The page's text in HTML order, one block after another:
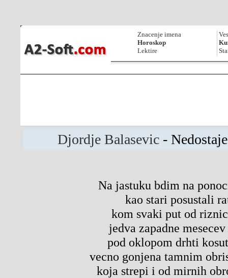
Znacenje imena
Horoskop
Lektire
Djordje Balasevic-
Na jastuku bdim na
kao stari posustali
kom svaki put od
jedva zapadne
pod oklopom drhti
vecno gonjena tamnim
koja strepi i od mirnih